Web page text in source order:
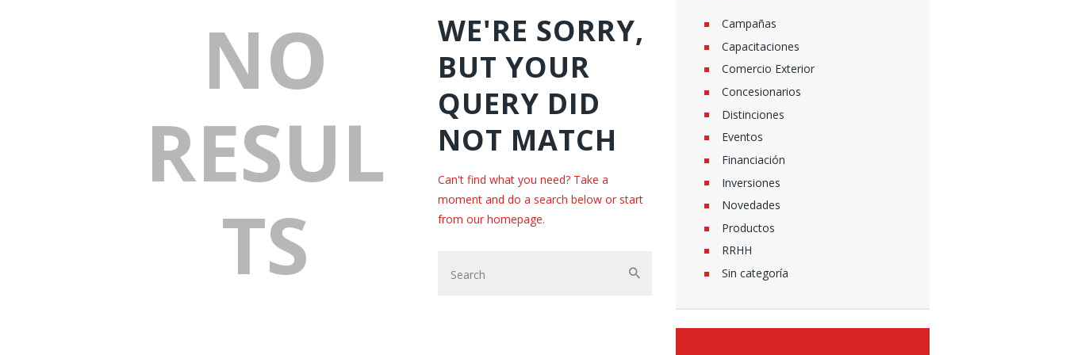
NO
RESUL
TS
WE'RE SORRY,
BUT YOUR
QUERY DID
NOT MATCH
Can't find what you need? Take a
moment and do a search below or start
from our homepage.
Campañas
Capacitaciones
Comercio Exterior
Concesionarios
Distinciones
Eventos
Financiación
Inversiones
Novedades
Productos
RRHH
Sin categoría